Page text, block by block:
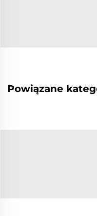
Powiązane